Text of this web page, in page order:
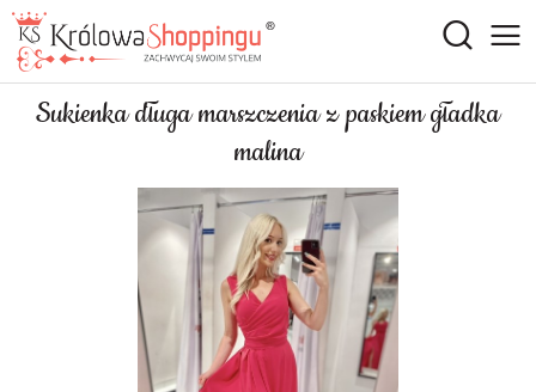
Sukienka długa marszczenia z paskiem gładka
malina